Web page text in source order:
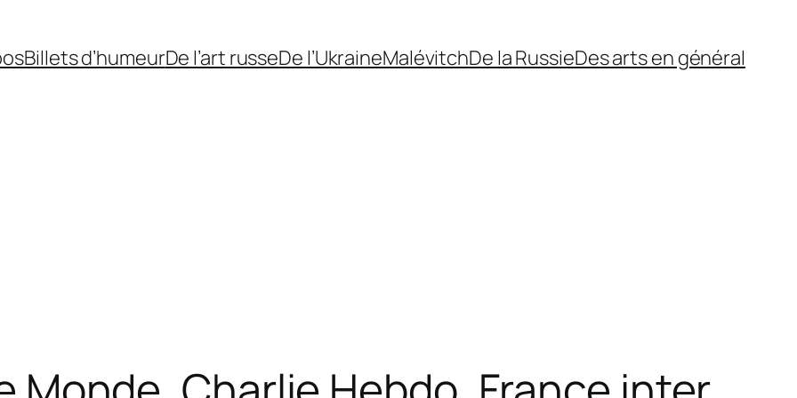
Billets d’humeurDe l’art russeDe l’UkraineMalévitchDe la RussieDes arts en général